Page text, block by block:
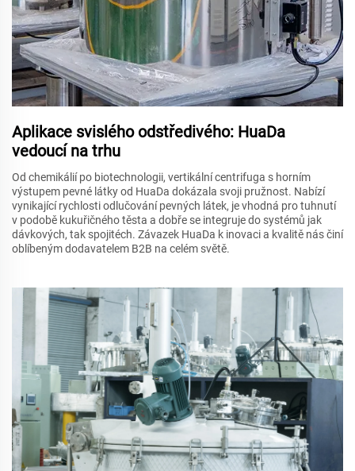
Aplikace svislého odstředivého: HuaDa
vedoucí na trhu
Od chemikálií po biotechnologii, vertikální centrifuga s horním
výstupem pevné látky od HuaDa dokázala svoji pružnost. Nabízí
vynikající rychlosti odlučování pevných látek, je vhodná pro tuhnutí
v podobě kukuřičného těsta a dobře se integruje do systémů jak
dávkových, tak spojitéch. Závazek HuaDa k inovaci a kvalitě nás činí
oblíbeným dodavatelem B2B na celém světě.